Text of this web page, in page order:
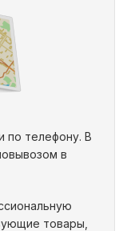
по телефону. В
в
товары,